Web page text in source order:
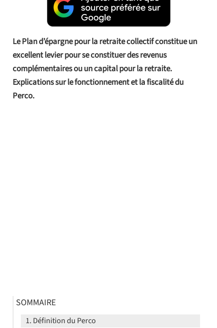
Le Plan d’épargne pour la retraite collectif constitue un
excellent levier pour se constituer des revenus
complémentaires ou un capital pour la retraite.
Explications sur le fonctionnement et la fiscalité du
Perco.
SOMMAIRE
Définition du Perco